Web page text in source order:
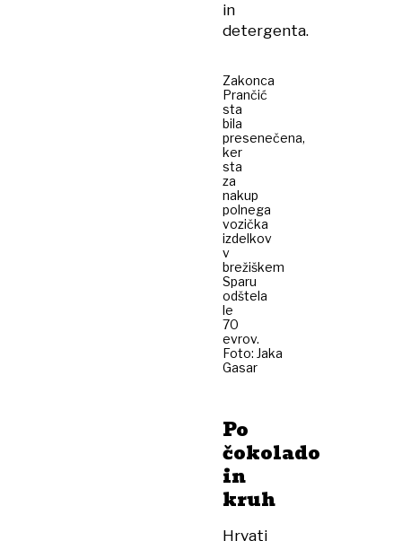
in
detergenta.
Zakonca
Prančić
sta
bila
presenečena,
ker
sta
za
nakup
polnega
vozička
izdelkov
v
brežiškem
Sparu
odštela
le
70
evrov.
Foto: Jaka
Gasar
Po
čokolado
in
kruh
Hrvati